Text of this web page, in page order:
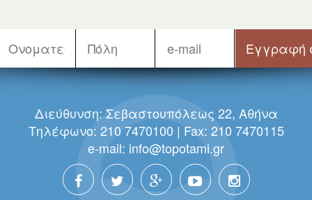
Διεύθυνση: Σεβαστουπόλεως 22, Αθήνα
Τηλέφωνο: 210 7470100 | Fax: 210 7470115
e-mail: info@topotami.gr